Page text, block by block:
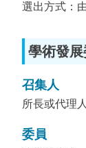
選出方式：
學術發
召集人
所長或代理人
委員